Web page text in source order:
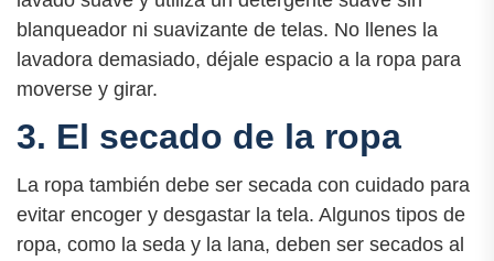
blanqueador ni suavizante de telas. No llenes la
lavadora demasiado, déjale espacio a la ropa para
moverse y girar.
3. El secado de la ropa
La ropa también debe ser secada con cuidado para
evitar encoger y desgastar la tela. Algunos tipos de
ropa, como la seda y la lana, deben ser secados al